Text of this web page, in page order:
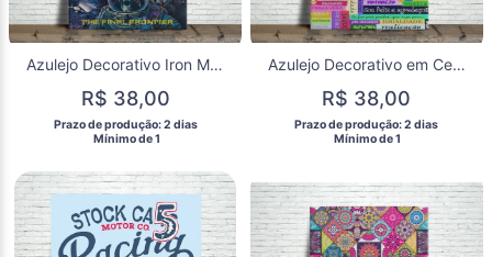
Azulejo Decorativo Iron Maiden The Final Frontier em Porcelana | Decoração Rock e Heavy Metal
R$ 38,00
Prazo de produção: 2 dias
  Mínimo de 1
Azulejo Decorativo em Cerâmica 15x15 Frases | Decoração para Casa
R$ 38,00
Prazo de produção: 2 dias
  Mínimo de 1